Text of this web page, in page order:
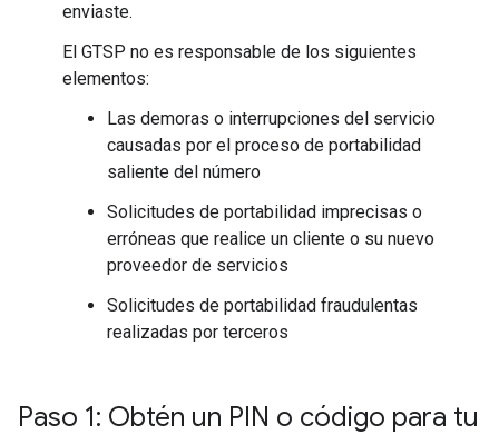
enviaste.
El GTSP no es responsable de los siguientes
elementos:
Las demoras o interrupciones del servicio
causadas por el proceso de portabilidad
saliente del número
Solicitudes de portabilidad imprecisas o
erróneas que realice un cliente o su nuevo
proveedor de servicios
Solicitudes de portabilidad fraudulentas
realizadas por terceros
Paso 1: Obtén un PIN o código para tu